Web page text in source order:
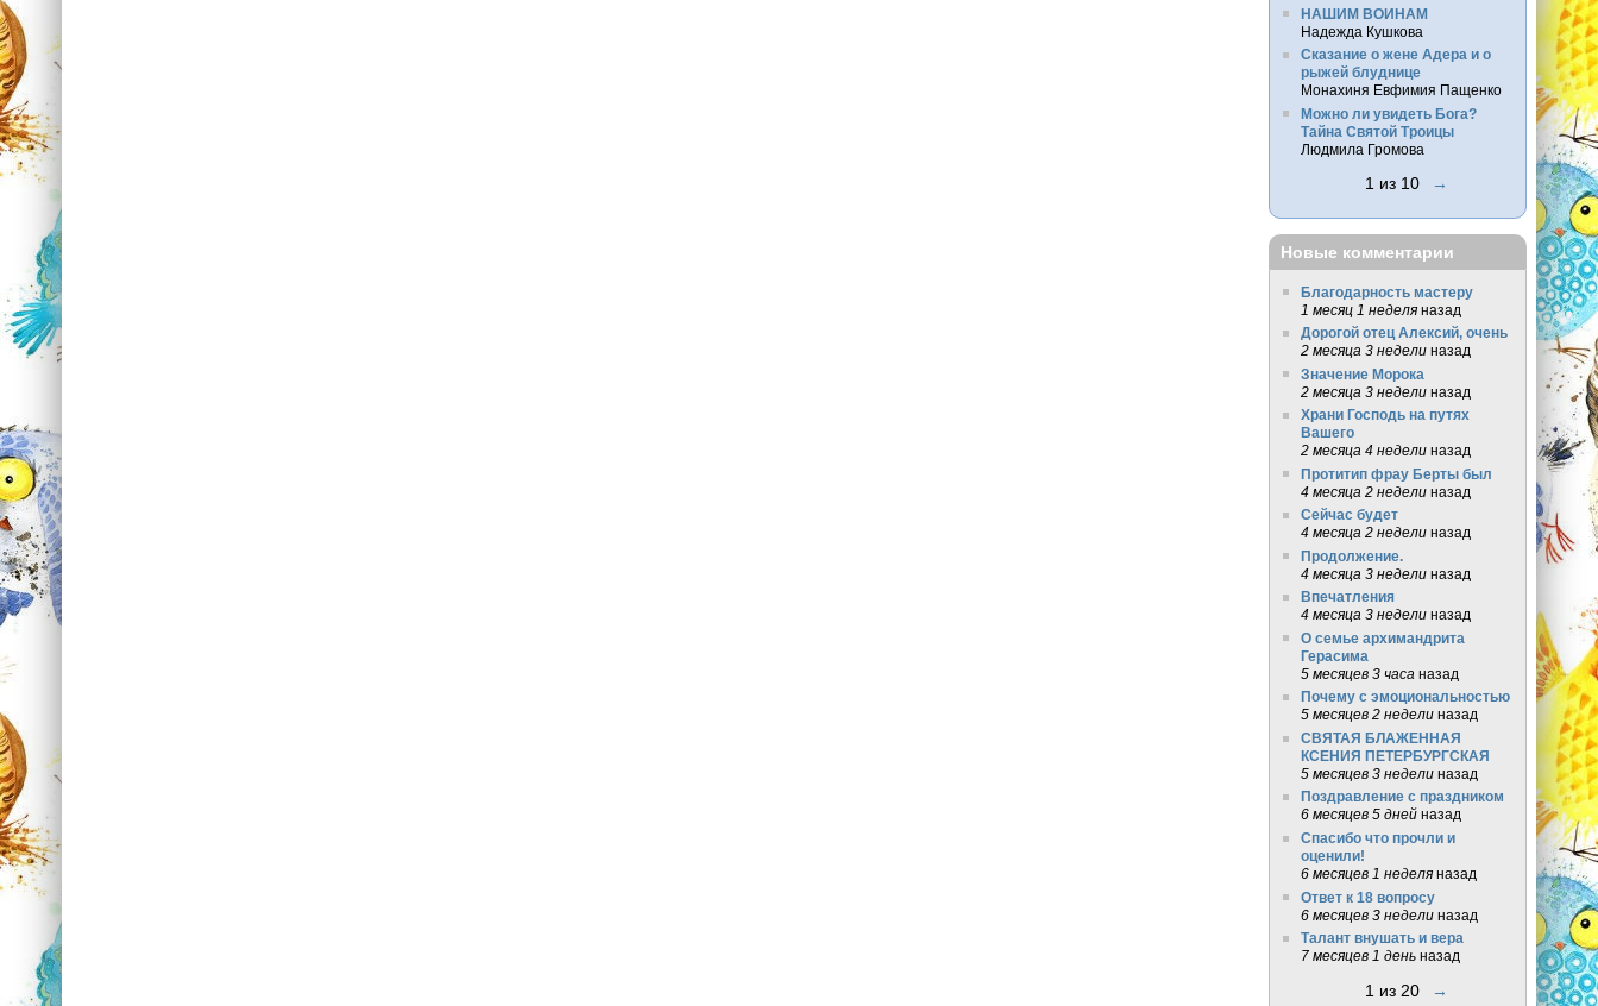
НАШИМ ВОИНАМ
Надежда Кушкова
Сказание о жене Адера и о
рыжей блуднице
Монахиня Евфимия Пащенко
Можно ли увидеть Бога?
Тайна Святой Троицы
Людмила Громова
1 из 10 →
Новые комментарии
Благодарность мастеру
1 месяц 1 неделяназад
Дорогой отец Алексий, очень
2 месяца 3 неделиназад
Значение Морока
2 месяца 3 неделиназад
Храни Господь на путях
Вашего
2 месяца 4 неделиназад
Протитип фрау Берты был
4 месяца 2 неделиназад
Сейчас будет
4 месяца 2 неделиназад
Продолжение.
4 месяца 3 неделиназад
Впечатления
4 месяца 3 неделиназад
О семье архимандрита
Герасима
5 месяцев 3 часа назад
Почему с эмоциональностью
5 месяцев 2 неделиназад
СВЯТАЯ БЛАЖЕННАЯ
КСЕНИЯ ПЕТЕРБУРГСКАЯ
5 месяцев 3 неделиназад
Поздравление с праздником
6 месяцев 5 днейназад
Спасибо что прочли и
оценили!
6 месяцев 1 неделяназад
Ответ к 18 вопросу
6 месяцев 3 неделиназад
Талант внушать и вера
7 месяцев 1 деньназад
1 из 20 →